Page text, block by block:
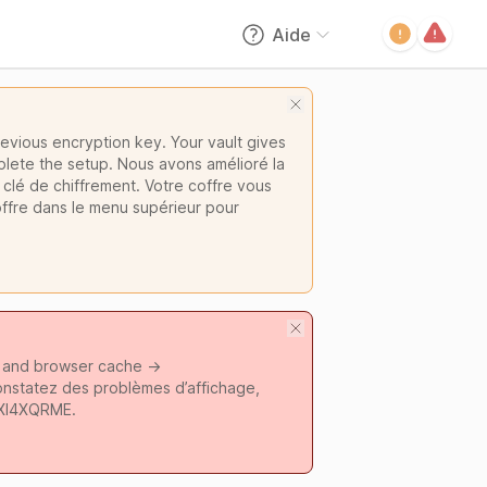
Aide
encryption key. Your vault gives
the setup. Nous avons amélioré la
de chiffrement. Votre coffre vous
dans le menu supérieur pour
browser cache ->
des problèmes d’affichage,